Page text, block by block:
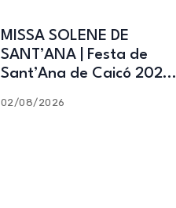
MISSA SOLENE DE
SANT’ANA | Festa de
Sant’Ana de Caicó 2026 |
02/08/2026